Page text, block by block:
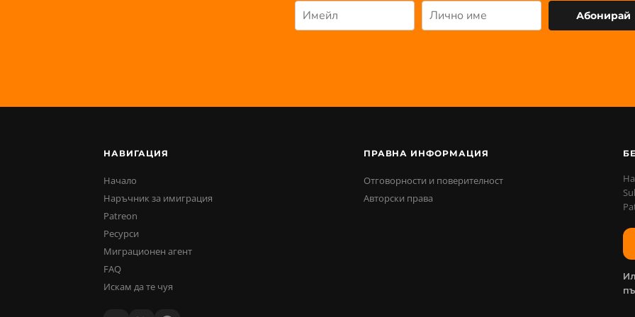
Абонирай
НАВИГАЦИЯ
Начало
Наръчник за имиграция
Patreon
Ресурси
Миграционен агент
FAQ
Искам да те чуя
ПРАВНА ИНФОРМАЦИЯ
Отговорности и поверителност
Авторски права